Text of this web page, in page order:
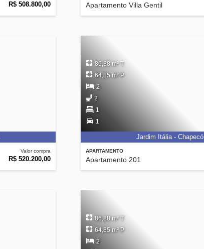
R$ 508.800,00 Apartamento Villa Gentil
Valor compra
R$ 520.200,00
APARTAMENTO
Apartamento 201
86,88 m² T
64,85 m² P
2
2
1
1
Jardim Itália - Chapecó
86,88 m² T
64,85 m² P
2